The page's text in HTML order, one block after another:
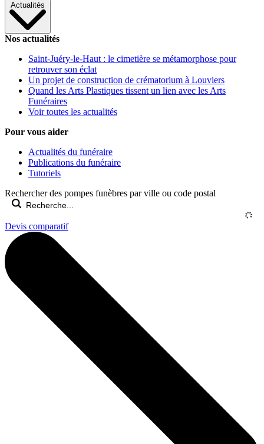
Actualités
Nos actualités
Saint-Juéry-le-Haut : le cimetière se métamorphose pour
retrouver son éclat
Un projet de construction de crématorium à Louviers
Quand les Arts Plastiques tissent un lien avec les Arts
Funéraires
Voir toutes les actualités
Pour vous aider
Actualités du funéraire
Publications du funéraire
Tutoriels
Rechercher des pompes funèbres par ville ou code postal
Devis comparatif